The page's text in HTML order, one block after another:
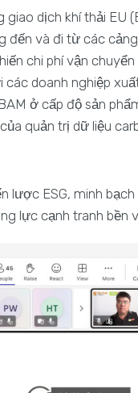
giao dịch khí thải EU
đến và đi từ các
chi phí vận
doanh nghiệp
ở cấp độ sản
quản trị dữ liệu
lược ESG, minh
lực cạnh tranh bền